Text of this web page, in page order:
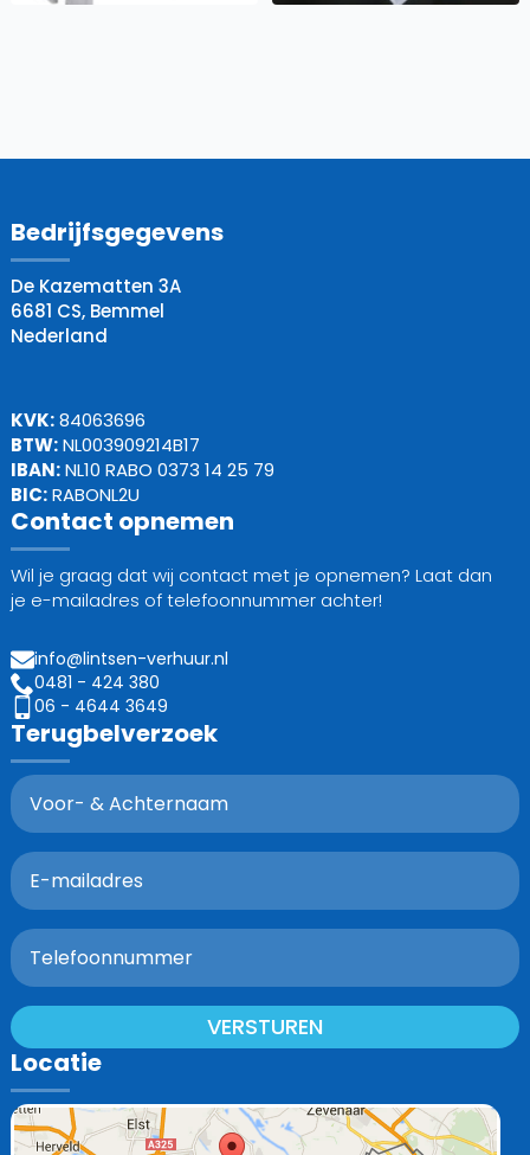
Bedrijfsgegevens
De Kazematten 3A
6681 CS, Bemmel
Nederland
KVK:84063696
BTW:NL003909214B17
IBAN:NL10 RABO 0373 14 25 79
BIC:RABONL2U
Contact opnemen
Wil je graag dat wij contact met je opnemen? Laat dan
je e-mailadres of telefoonnummer achter!
info@lintsen-verhuur.nl
0481 - 424 380
06 - 4644 3649
Terugbelverzoek
VERSTUREN
Locatie